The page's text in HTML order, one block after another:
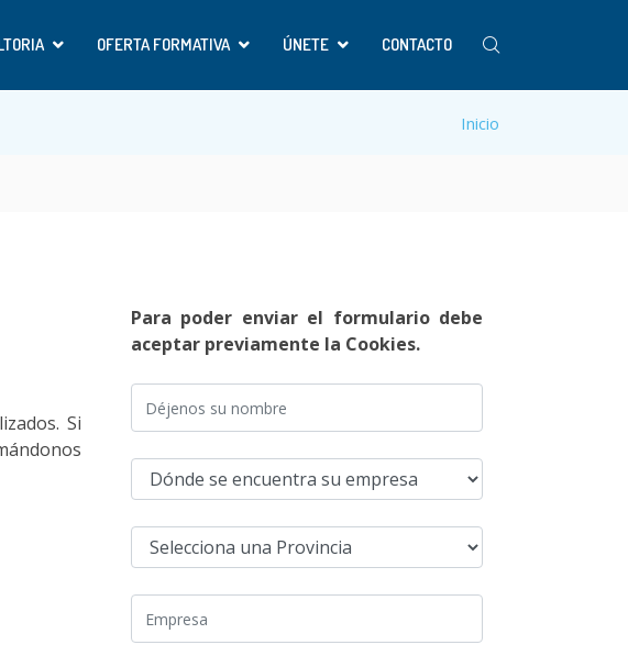
OFERTA FORMATIVA ÚNETE CONTACTO
Inicio
Si
Para poder enviar el formulario debe
aceptar previamente la Cookies.